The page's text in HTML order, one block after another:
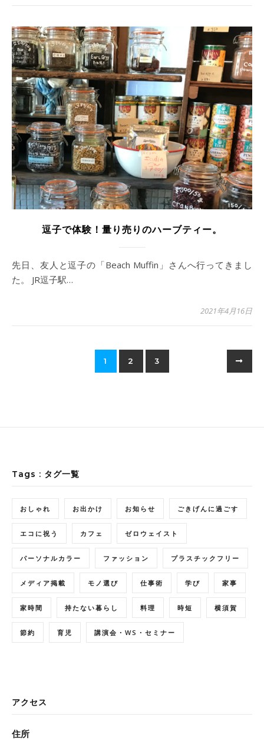
逗子で体験！量り売りのハーブティー。
先日、友人と逗子の「Beach Muffin」さんへ行ってきまし
た。 JR逗子駅…
2021年4月16日
1 2 3
Tags : タグ一覧
おしゃれ お出かけ お知らせ ごきげんに過ごす
エコに祝う カフェ ゼロウェイスト
パーソナルカラー ファッション プラスチックフリー
メディア掲載 モノ選び 仕事術 学び 家事
家時間 持たない暮らし 料理 時短 横須賀
節約 育児 講演会・WS・セミナー
アクセス
住所